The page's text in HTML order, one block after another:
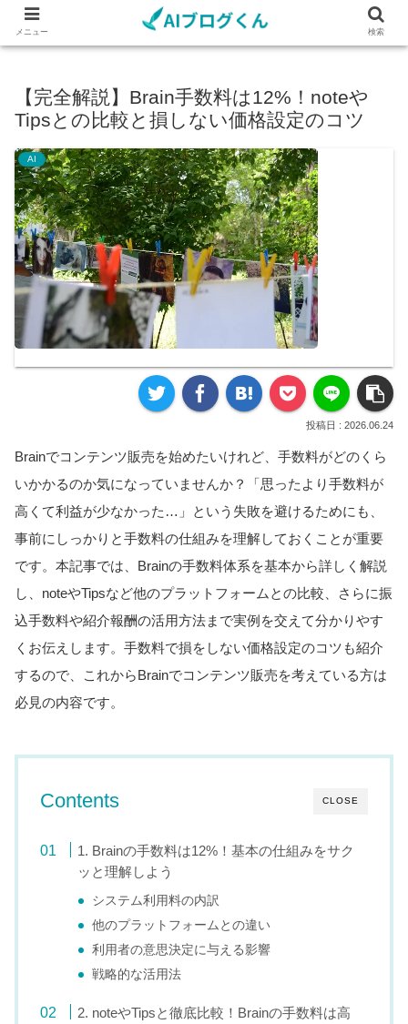
【完全解説】Brain手数料は12%！noteや
Tipsとの比較と損しない価格設定のコツ
AI
2026.06.24
Brainでコンテンツ販売を始めたいけれど、手数料がどのくら
いかかるのか気になっていませんか？「思ったより手数料が
高くて利益が少なかった…」という失敗を避けるためにも、
事前にしっかりと手数料の仕組みを理解しておくことが重要
です。本記事では、Brainの手数料体系を基本から詳しく解説
し、noteやTipsなど他のプラットフォームとの比較、さらに振
込手数料や紹介報酬の活用方法まで実例を交えて分かりやす
くお伝えします。手数料で損をしない価格設定のコツも紹介
するので、これからBrainでコンテンツ販売を考えている方は
必見の内容です。
CLOSE
Contents
1. Brainの手数料は12%！基本の仕組みをサク
ッと理解しよう
システム利用料の内訳
他のプラットフォームとの違い
利用者の意思決定に与える影響
戦略的な活用法
2. noteやTipsと徹底比較！Brainの手数料は高
メニュー 検索